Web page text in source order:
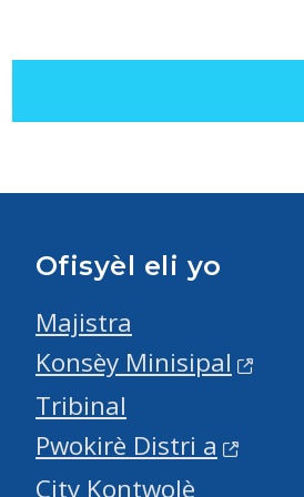
Ofisyèl eli yo
Majistra
Konsèy Minisipal
Tribinal
Pwokirè Distri a
City Kontwolè